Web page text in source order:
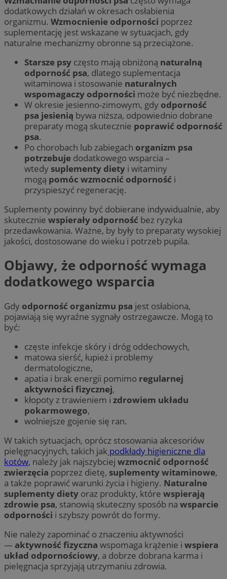
dodatkowych działań w okresach osłabienia
organizmu. Wzmocnienie odporności poprzez
suplementację jest wskazane w sytuacjach, gdy
naturalne mechanizmy obronne są przeciążone.
Starsze psy często mają obniżoną naturalną
odporność psa, dlatego suplementacja
witaminowa i stosowanie naturalnych
wspomagaczy odporności może być niezbędne.
W okresie jesienno-zimowym, gdy odporność
psa jesienią bywa niższa, odpowiednio dobrane
preparaty mogą skutecznie poprawić odporność
psa.
Po chorobach lub zabiegach organizm psa
potrzebuje dodatkowego wsparcia –
wtedy suplementy diety i witaminy
mogą pomóc wzmocnić odporność i
przyspieszyć regenerację.
Suplementy powinny być dobierane indywidualnie, aby
skutecznie wspierały odporność bez ryzyka
przedawkowania. Ważne, by były to preparaty wysokiej
jakości, dostosowane do wieku i potrzeb pupila.
Objawy, że odporność wymaga
dodatkowego wsparcia
Gdy odporność organizmu psa jest osłabiona,
pojawiają się wyraźne sygnały ostrzegawcze. Mogą to
być:
częste infekcje skóry i dróg oddechowych,
matowa sierść, łupież i problemy
dermatologiczne,
apatia i brak energii pomimo regularnej
aktywności fizycznej,
kłopoty z trawieniem i zdrowiem układu
pokarmowego,
wolniejsze gojenie się ran.
W takich sytuacjach, oprócz stosowania akcesoriów
pielęgnacyjnych, takich jak podkłady higieniczne dla
kotów, należy jak najszybciej wzmocnić odporność
zwierzęcia poprzez dietę, suplementy witaminowe,
a także poprawić warunki życia i higieny. Naturalne
suplementy diety oraz produkty, które wspierają
zdrowie psa, stanowią skuteczny sposób na wsparcie
odporności i szybszy powrót do formy.
Nie należy zapominać o znaczeniu aktywności
— aktywność fizyczna wspomaga krążenie i wspiera
układ odpornościowy, a dobrze dobrana karma i
pielęgnacja sprzyjają utrzymaniu zdrowia.